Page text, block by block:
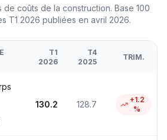
de coûts de la construction. Base 100
T1 2026 publiées en avril 2026.
T1
2026
T4
2025
TRIM.
130.2 128.7 +1.2
%